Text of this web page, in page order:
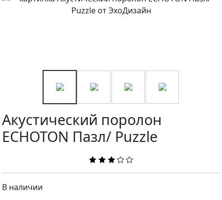
Акустический поролон
ECHOTON Пазл/ Puzzle
В наличии